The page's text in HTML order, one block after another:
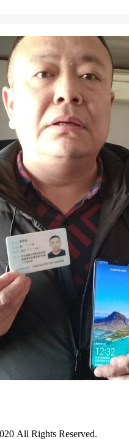
All Rights Reserved.